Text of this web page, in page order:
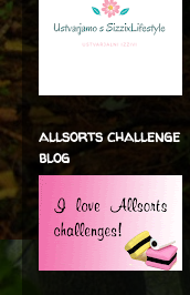
allsorts challenge
blog